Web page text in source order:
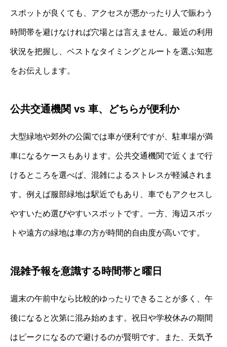
スポットが良くても、アクセスが悪かったり人で賑わう
時間帯を避けなければ穴場とは言えません。最近の利用
状況を把握し、ベストなタイミングとルートを選ぶ知恵
をお伝えします。
公共交通機関 vs 車、どちらが便利か
大型緑地や郊外の公園では車が便利ですが、駐車場が満
車になるケースもあります。公共交通機関で近くまで行
けるところを選べば、混雑によるストレスが軽減されま
す。例えば服部緑地は駅近でもあり、車でもアクセスし
やすいため選びやすいスポットです。一方、海辺スポッ
トや遠方の緑地は車の方が時間的自由度が高いです。
混雑予報を意識する時間帯と曜日
週末の午前中なら比較的ゆったりできることが多く、午
後になると次第に混み始めます。祝日や学校休みの期間
はピークになるので避けるのが賢明です。また、天気予